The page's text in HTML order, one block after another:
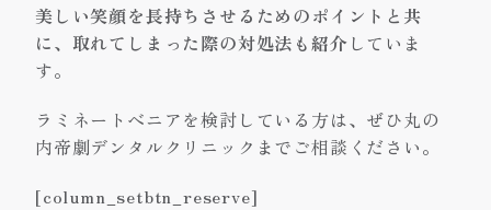
美しい笑顔を長持ちさせるためのポイントと共
に、取れてしまった際の対処法も紹介していま
す。
ラミネートべニアを検討している方は、ぜひ丸の
内帝劇デンタルクリニックまでご相談ください。
[column_setbtn_reserve]